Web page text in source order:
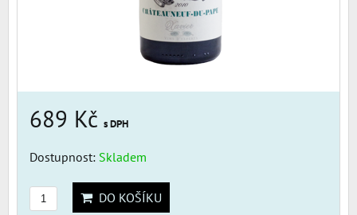
689 Kč s DPH
Dostupnost: Skladem
DO KOŠÍKU